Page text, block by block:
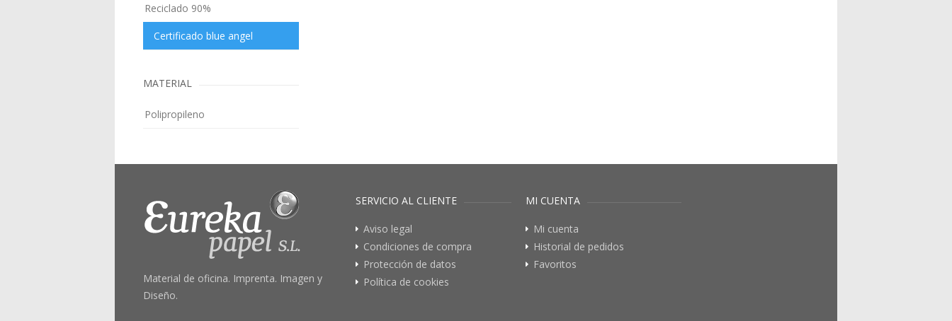
Reciclado 90%
Certificado blue angel
MATERIAL
Polipropileno
Material de oficina. Imprenta. Imagen y
Diseño.
SERVICIO AL CLIENTE
Aviso legal
Condiciones de compra
Protección de datos
Política de cookies
MI CUENTA
Mi cuenta
Historial de pedidos
Favoritos